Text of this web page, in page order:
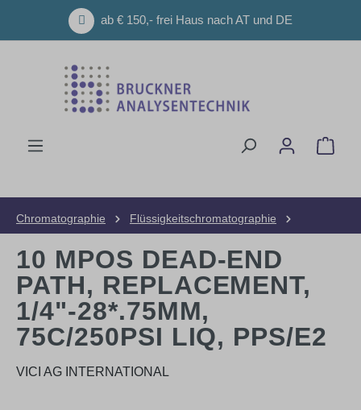
Zum Hauptinhalt springenab € 150,- frei Haus nach AT und DE
Chromatographie
Flüssigkeitschromatographie
10 MPOS DEAD-END
PATH, REPLACEMENT,
1/4"-28*.75MM,
75C/250PSI LIQ, PPS/E2
VICI AG INTERNATIONAL